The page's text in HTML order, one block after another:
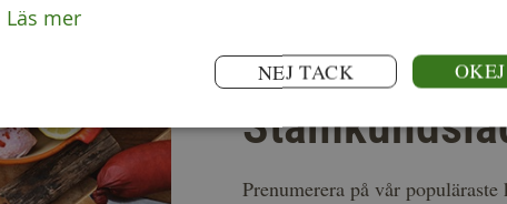
Du väljer fritt
Prenumerera på vår
Läs mer
NEJ TACK